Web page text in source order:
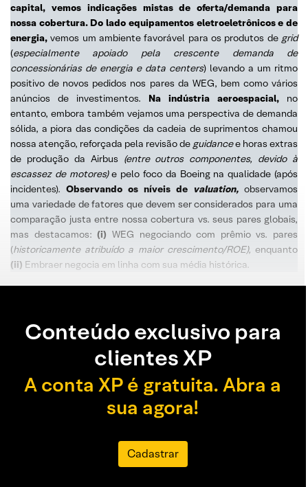
capital, vemos indicações mistas de oferta/demanda para
nossa cobertura. Do lado equipamentos eletroeletrônicos e de
energia,vemos um ambiente favorável para os produtos de grid
(especialmente apoiado pela crescente demanda de
concessionárias de energia e data centers) levando a um ritmo
positivo de novos pedidos nos pares da WEG, bem como vários
anúncios de investimentos. Na indústria aeroespacial, no
entanto, embora também vejamos uma perspectiva de demanda
sólida, a piora das condições da cadeia de suprimentos chamou
nossa atenção, reforçada pela revisão de guidancee horas extras
de produção da Airbus (entre outros componentes, devido à
escassez de motores)e pelo foco da Boeing na qualidade (após
incidentes). Observando os níveis de valuation, observamos
uma variedade de fatores que devem ser considerados para uma
comparação justa entre nossa cobertura vs. seus pares globais,
mas destacamos:(i) WEG negociando com prêmio vs. pares
(historicamente atribuído a maior crescimento/ROE), enquanto
(ii) Embraer negocia em linha com sua média histórica.
Conteúdo exclusivo para
clientes XP
A conta XP é gratuita. Abra a
sua agora!
Cadastrar